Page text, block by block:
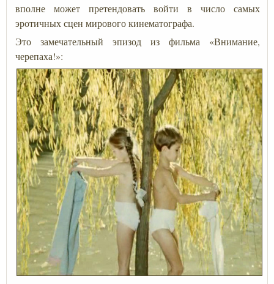
вполне может претендовать войти в число самых
эротичных сцен мирового кинематографа.
Это замечательный эпизод из фильма «Внимание,
черепаха!»: